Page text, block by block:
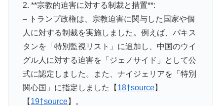
2. **宗教的迫害に対する制裁と措置**:
– トランプ政権は、宗教迫害に関与した国家や個
人に対する制裁を実施しました。例えば、パキス
タンを「特別監視リスト」に追加し、中国のウイ
グル人に対する迫害を「ジェノサイド」として公
式に認定しました。また、ナイジェリアを「特別
関心国」に指定しました【 18†source】
【 19†source】。